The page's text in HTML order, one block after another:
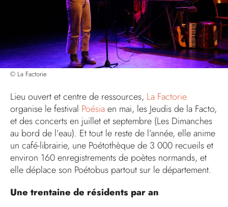
© La Factorie
Lieu ouvert et centre de ressources, La Factorie
organise le festival Poésiaen mai, les Jeudis de la Facto,
et des concerts en juillet et septembre (Les Dimanches
au bord de l’eau). Et tout le reste de l’année, elle anime
un café-librairie, une Poétothèque de 3 000 recueils et
environ 160 enregistrements de poètes normands, et
elle déplace son Poétobus partout sur le département.
Une trentaine de résidents par an